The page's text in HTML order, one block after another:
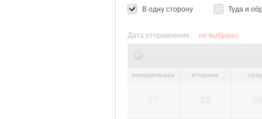
В одну сторону Туда и
Дата отправления: не выбрано
понедельник вторник